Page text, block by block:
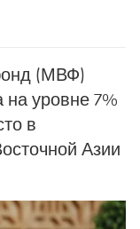
(МВФ)
на уровне 7%
в
Азии